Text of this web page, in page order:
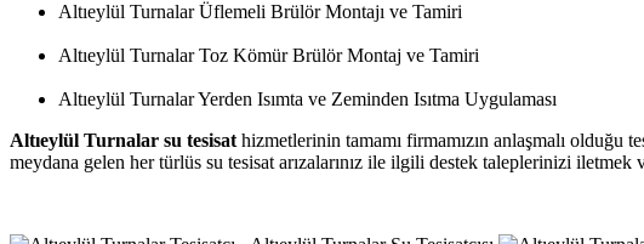
Altıeylül Turnalar Üflemeli Brülör Montajı ve Tamiri
Altıeylül Turnalar Toz Kömür Brülör Montaj ve Tamiri
Altıeylül Turnalar Yerden Isımta ve Zeminden Isıtma Uygulaması
Altıeylül Turnalar su tesisat hizmetlerinin tamamı firmamızın anlaşmalı olduğu
meydana gelen her türlüs su tesisat arızalarınız ile ilgili destek taleplerinizi